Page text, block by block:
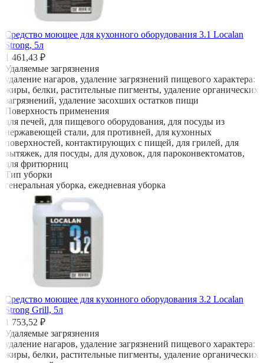
Средство моющее для кухонного оборудования 3.1 Localan
Strong, 5л
1 461,43 ₽
Удаляемые загрязнения
удаление нагаров, удаление загрязнений пищевого характера:
жиры, белки, растительные пигменты, удаление органических
загрязнений, удаление засохших остатков пищи
Поверхность применения
для печей, для пищевого оборудования, для посуды из
нержавеющей стали, для противней, для кухонных
поверхностей, контактирующих с пищей, для грилей, для
вытяжек, для посуды, для духовок, для пароконвектоматов,
для фритюрниц
Тип уборки
генеральная уборка, ежедневная уборка
Средство моющее для кухонного оборудования 3.2 Localan
Strong Grill, 5л
1 753,52 ₽
Удаляемые загрязнения
удаление нагаров, удаление загрязнений пищевого характера:
жиры, белки, растительные пигменты, удаление органических